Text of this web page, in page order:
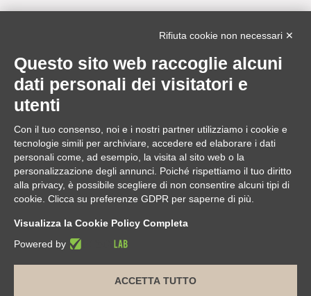
Download
Application Manager
Brochure
ASSISTENZA REMOTA
da utilizzare solo su richiesta di un operatore Edilclima
| Sede legale e operativa: Via Vivaldi, 7
Rifiuta cookie non necessari ✕
Questo sito web raccoglie alcuni
dati personali dei visitatori e
utenti
Con il tuo consenso, noi e i nostri partner utilizziamo i cookie e
tecnologie simili per archiviare, accedere ed elaborare i dati
personali come, ad esempio, la visita al sito web o la
personalizzazione degli annunci. Poiché rispettiamo il tuo diritto
alla privacy, è possibile scegliere di non consentire alcuni tipi di
cookie. Clicca su preferenze GDPR per saperne di più.
Visualizza la Cookie Policy Completa
Powered by
ACCETTA TUTTO